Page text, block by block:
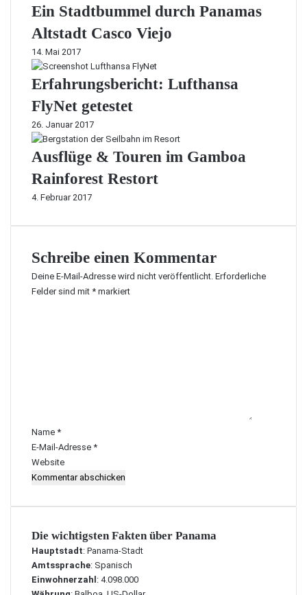
Ein Stadtbummel durch Panamas
Altstadt Casco Viejo
14. Mai 2017
Erfahrungsbericht: Lufthansa
FlyNet getestet
26. Januar 2017
Ausflüge & Touren im Gamboa
Rainforest Restort
4. Februar 2017
Schreibe einen Kommentar
Deine E-Mail-Adresse wird nicht veröffentlicht. Erforderliche
Felder sind mit * markiert
r
*
Name *
E-Mail-Adresse *
Website
Die wichtigsten Fakten über Panama
Hauptstadt: Panama-Stadt
Amtssprache: Spanisch
Einwohnerzahl : 4.098.000